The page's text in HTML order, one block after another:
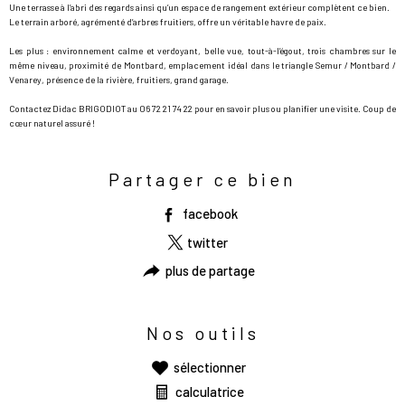
Une terrasse à l’abri des regards ainsi qu’un espace de rangement extérieur complètent ce bien.
Le terrain arboré, agrémenté d’arbres fruitiers, offre un véritable havre de paix.
Les plus : environnement calme et verdoyant, belle vue, tout-à-l’égout, trois chambres sur le
même niveau, proximité de Montbard, emplacement idéal dans le triangle Semur / Montbard /
Venarey, présence de la rivière, fruitiers, grand garage.
Contactez Didac BRIGODIOT au 06 72 21 74 22 pour en savoir plus ou planifier une visite. Coup de
cœur naturel assuré !
Partager ce bien
facebook
twitter
plus de partage
Nos outils
sélectionner
calculatrice